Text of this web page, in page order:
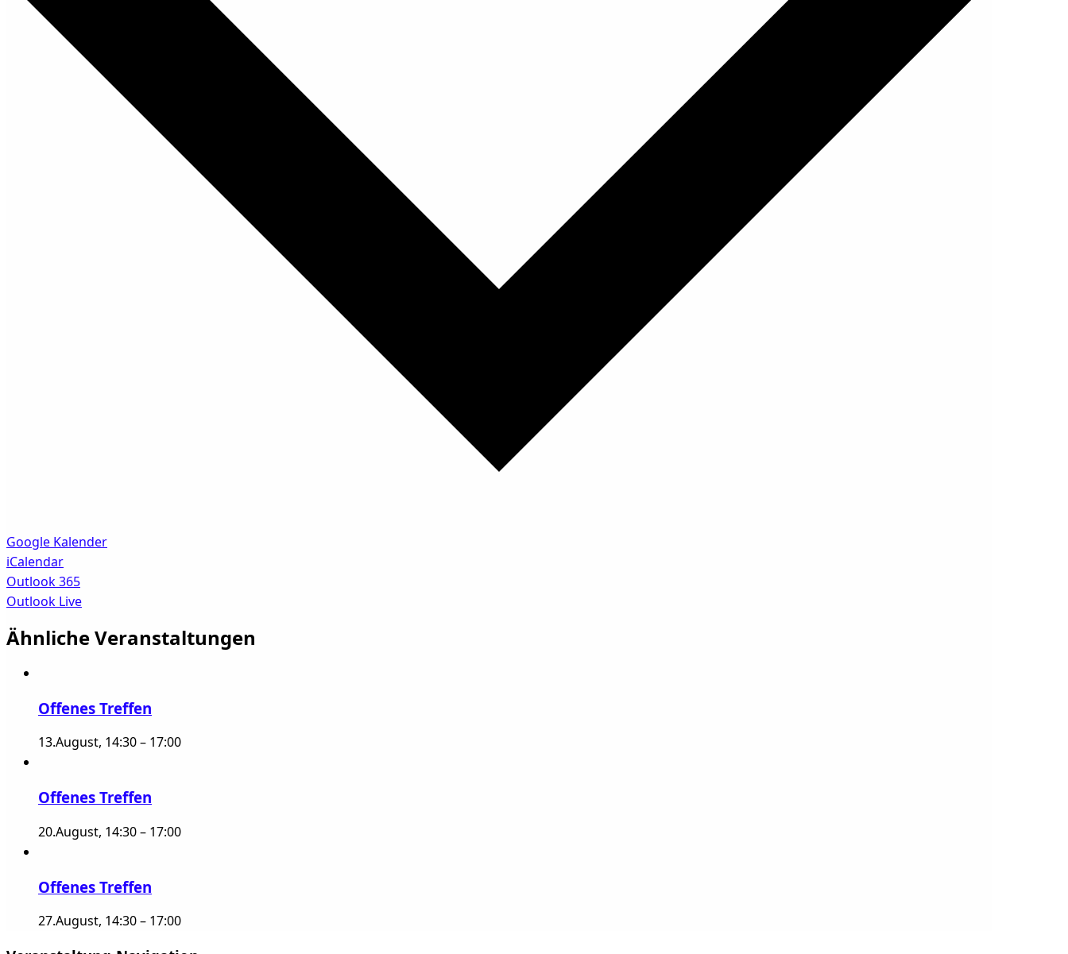
Google Kalender
iCalendar
Outlook 365
Outlook Live
Ähnliche Veranstaltungen
Offenes Treffen
13.August, 14:30– 17:00
Offenes Treffen
20.August, 14:30– 17:00
Offenes Treffen
27.August, 14:30– 17:00